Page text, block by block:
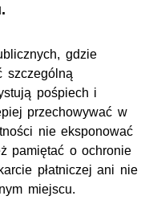
gdzie
szczególną
pośpiech i
przechowywać w
nie eksponować
pamiętać o ochronie
płatniczej ani nie
miejscu.